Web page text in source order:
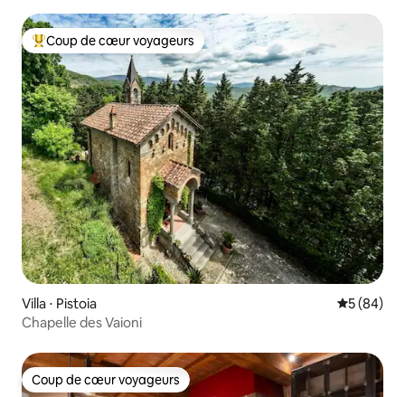
Coups de cœur voyageurs les plus appréciés
Coup de cœur voyageurs
Villa ⋅ Pistoia
5 (84)
Chapelle des Vaioni
Coup de cœur voyageurs
Coup de cœur voyageurs